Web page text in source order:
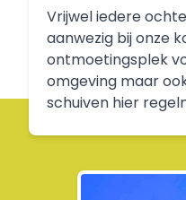
Vrijwel iedere
aanwezig bij onze
ontmoetingsplek
omgeving maar
schuiven hier